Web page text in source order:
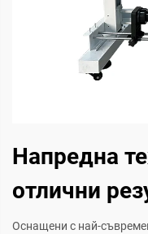
Напредна
отлични
Оснащени с най-